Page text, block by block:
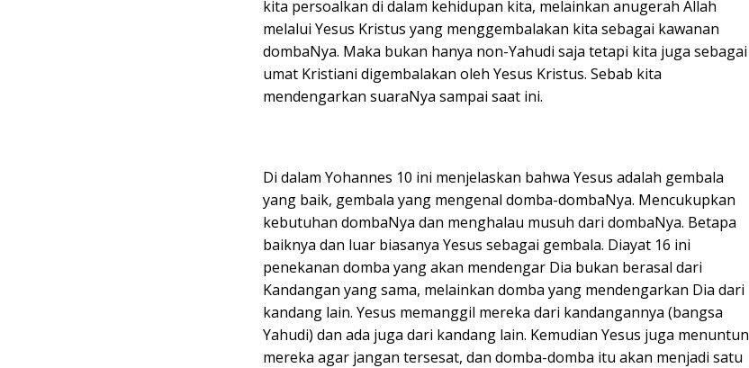
kita persoalkan di dalam kehidupan kita, melainkan anugerah Allah
melalui Yesus Kristus yang menggembalakan kita sebagai kawanan
dombaNya. Maka bukan hanya non-Yahudi saja tetapi kita juga sebagai
umat Kristiani digembalakan oleh Yesus Kristus. Sebab kita
mendengarkan suaraNya sampai saat ini.
Di dalam Yohannes 10 ini menjelaskan bahwa Yesus adalah gembala
yang baik, gembala yang mengenal domba-dombaNya. Mencukupkan
kebutuhan dombaNya dan menghalau musuh dari dombaNya. Betapa
baiknya dan luar biasanya Yesus sebagai gembala. Diayat 16 ini
penekanan domba yang akan mendengar Dia bukan berasal dari
Kandangan yang sama, melainkan domba yang mendengarkan Dia dari
kandang lain. Yesus memanggil mereka dari kandangannya (bangsa
Yahudi) dan ada juga dari kandang lain. Kemudian Yesus juga menuntun
mereka agar jangan tersesat, dan domba-domba itu akan menjadi satu